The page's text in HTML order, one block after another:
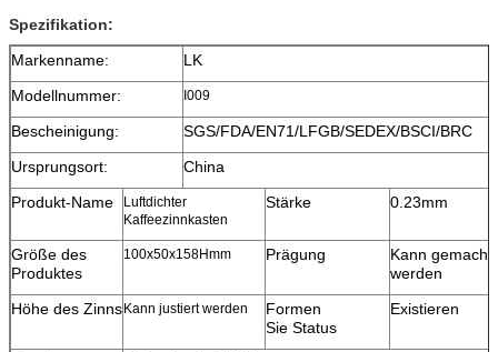
Spezifikation:
Markenname:
LK
Modellnummer:
I009
Bescheinigung:
SGS/FDA/EN71/LFGB/SEDEX/BSCI/BRC
Ursprungsort:
China
Produkt-Name
Luftdichter
Kaffeezinnkasten
Stärke 0.23mm
Größe des
Produktes
100x50x158Hmm Prägung
Kann gemacht
werden
Höhe des ZinnsKann justiert werden
Formen
Sie Status
Existieren